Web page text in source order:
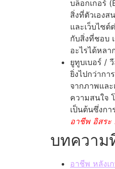
บล็อกเกอร์
สิ่งที่ตัวเอง
และเว็บไซต์
กับสิ่งที่ชอบ
อะไรได้หล
ยูทูบเบอร์ /
ยิ่งไปกว่ากา
จากภาพแล
ความสนใจ
เป็นต้นซึ่งก
อาชีพ อิสระ
บทความ
อาชีพ หลังเ